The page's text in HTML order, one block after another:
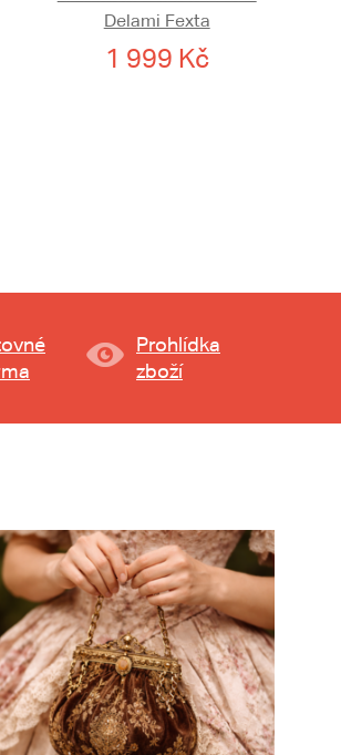
Delami Fexta
1 999 Kč
Prohlídka
zboží